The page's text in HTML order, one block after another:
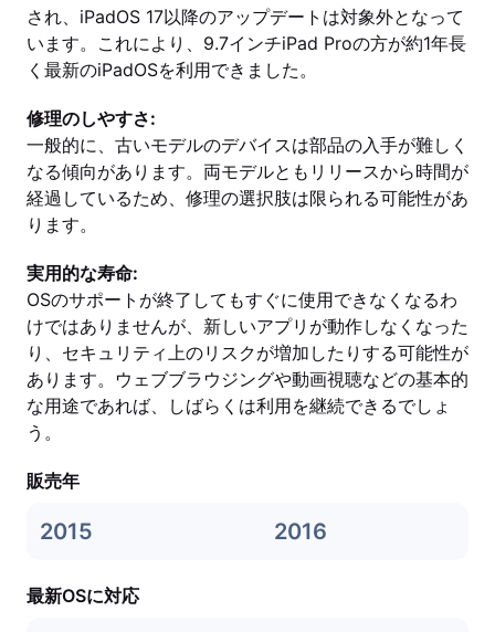
され、iPadOS 17以降のアップデートは対象外となって
います。これにより、9.7インチiPad Proの方が約1年長
く最新のiPadOSを利用できました。
修理のしやすさ:
一般的に、古いモデルのデバイスは部品の入手が難しく
なる傾向があります。両モデルともリリースから時間が
経過しているため、修理の選択肢は限られる可能性があ
ります。
実用的な寿命:
OSのサポートが終了してもすぐに使用できなくなるわ
けではありませんが、新しいアプリが動作しなくなった
り、セキュリティ上のリスクが増加したりする可能性が
あります。ウェブブラウジングや動画視聴などの基本的
な用途であれば、しばらくは利用を継続できるでしょ
う。
販売年
2015 2016
最新OSに対応